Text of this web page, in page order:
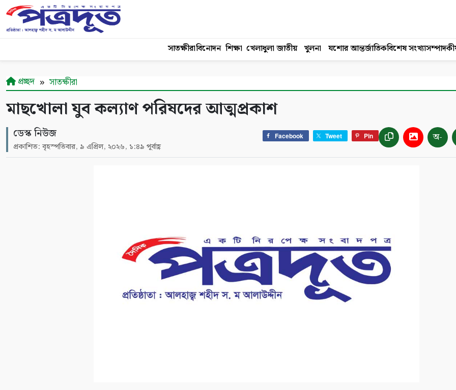
সাতক্ষীরাবিনোদন শিক্ষা খেলাধুলা জাতীয় খুলনা যশোর আন্তর্জাতিকবিশেষ সংখ্যা
প্রচ্ছদ সাতক্ষীরা
মাছখোলা যুব কল্যাণ পরিষদের আত্মপ্রকাশ
ডেস্ক নিউজ
প্রকাশিত: বৃহস্পতিবার, ৯ এপ্রিল, ২০২৬, ১:৪৯ পূর্বাহ্ণ
Facebook Tweet Pin অ-